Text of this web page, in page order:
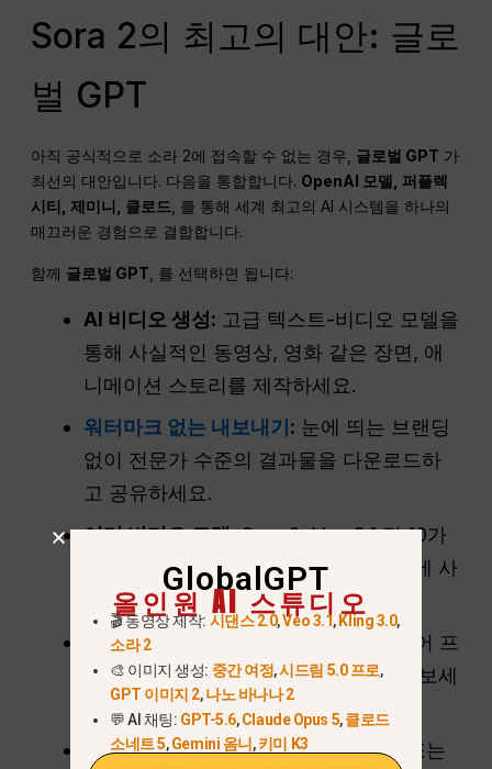
Sora 2의 최고의 대안: 글로
벌 GPT
아직 공식적으로 소라 2에 접속할 수 없는 경우, 글로벌 GPT 가
최선의 대안입니다. 다음을 통합합니다. OpenAI 모델, 퍼플렉
시티, 제미니, 클로드
, 를 통해 세계 최고의 AI 시스템을 하나의
매끄러운 경험으로 결합합니다.
함께 글로벌 GPT , 를 선택하면 됩니다:
AI 비디오 생성: 고급 텍스트-비디오 모델을
통해 사실적인 동영상, 영화 같은 장면, 애
니메이션 스토리를 제작하세요.
워터마크 없는 내보내기: 눈에 띄는 브랜딩
없이 전문가 수준의 결과물을 다운로드하
고 공유하세요.
여러 비디오 모델:Sora 2, Veo 3.1 및 10가
지 이상의 추가 AI 동영상 모델을 동시에 사
용하세요.
무한한 창의력
Sora의 기본 제한을 넘어 프
롬프트, 스타일 및 시각 효과를 실험해 보세
초대 코드 필요 없음:대기 목록, 인증 또는
GlobalGPT
올인원 AI 스튜디오
🎬 동영상 제작: 시댄스 2.0,Veo 3.1, Kling 3.0,
소라 2
🎨 이미지 생성: 중간 여정,시드림 5.0 프로,
GPT 이미지 2,나노 바나나 2
💬 AI 채팅: GPT-5.6,Claude Opus 5,클로드
소네트 5,Gemini 옴니 ,키미 K3